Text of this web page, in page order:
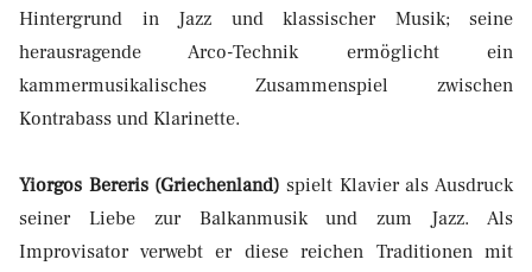
Hintergrund in Jazz und klassischer Musik; seine
herausragende Arco-Technik ermöglicht ein
kammermusikalisches Zusammenspiel zwischen
Kontrabass und Klarinette.
Yiorgos Bereris (Griechenland) spielt Klavier als Ausdruck
seiner Liebe zur Balkanmusik und zum Jazz. Als
Improvisator verwebt er diese reichen Traditionen mit